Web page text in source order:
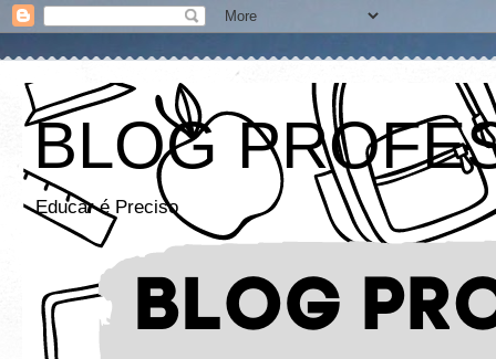
BLOG
Educar é Preciso